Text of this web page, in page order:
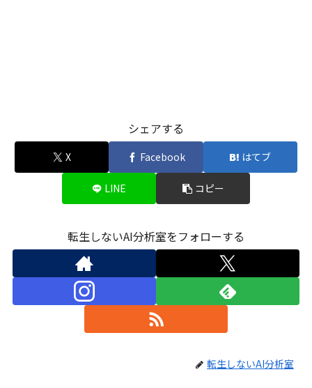
シェアする
X Facebook はてブ
LINE コピー
転生しないAI分析室をフォローする
転生しないAI分析室